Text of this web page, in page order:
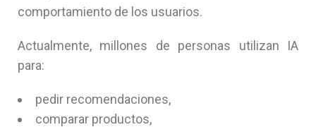
comportamiento de los usuarios.
Actualmente, millones de personas utilizan IA
para:
pedir recomendaciones,
comparar productos,